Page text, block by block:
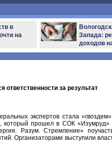
в
на
Запада:
доходов
за результат
экспертов стала
прошел в СОК «Изумруд»
Разум. Стремление»
Организаторами выступили